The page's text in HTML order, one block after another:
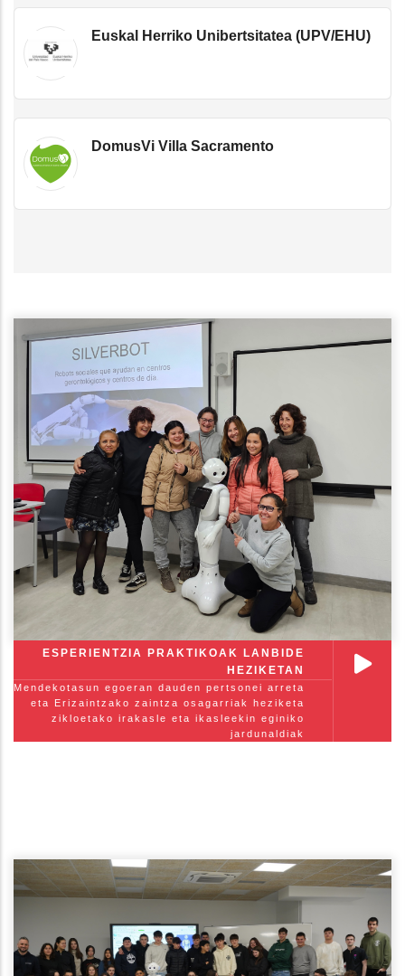
Euskal Herriko Unibertsitatea (UPV/EHU)
DomusVi Villa Sacramento
ESPERIENTZIA PRAKTIKOAK LANBIDE
HEZIKETAN
Mendekotasun egoeran dauden pertsonei arreta
eta Erizaintzako zaintza osagarriak heziketa
zikloetako irakasle eta ikasleekin eginiko
jardunaldiak